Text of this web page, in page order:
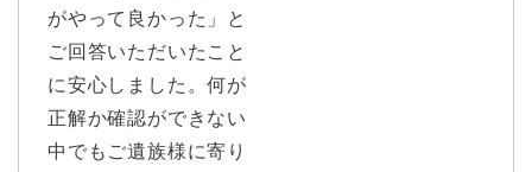
がやって良かった」と
ご回答いただいたこと
に安心しました。何が
正解か確認ができない
中でもご遺族様に寄り